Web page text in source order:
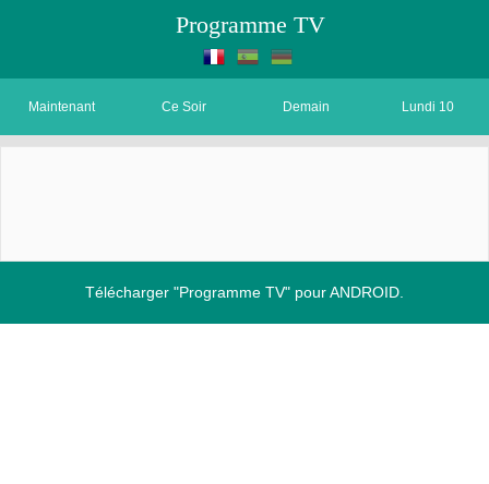
Programme TV
Maintenant Ce Soir Demain Lundi 10
Télécharger "Programme TV" pour ANDROID.